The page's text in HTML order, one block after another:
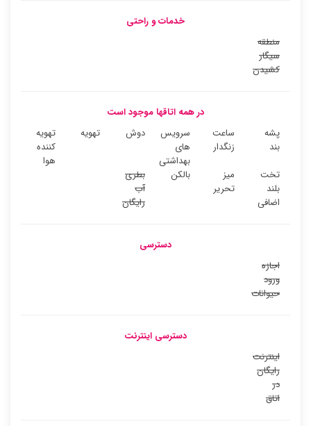
خدمات و راحتی
منطقه
سیگار
کشیدن
در همه اتاقها موجود است
پشه
بند
ساعت
زنگدار
سرویس
های
بهداشتی
دوش تهویه
تهویه
کننده
هوا
تخت
بلند
اضافی
میز
تحریر
بالکن
بطری
آب
رایگان
دسترسی
اجازه
ورود
حیوانات
دسترسی اینترنت
اینترنت
رایگان
در
اتاق